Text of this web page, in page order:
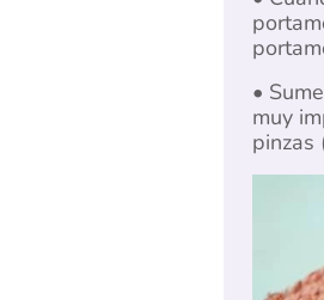
•
muy
pinzas